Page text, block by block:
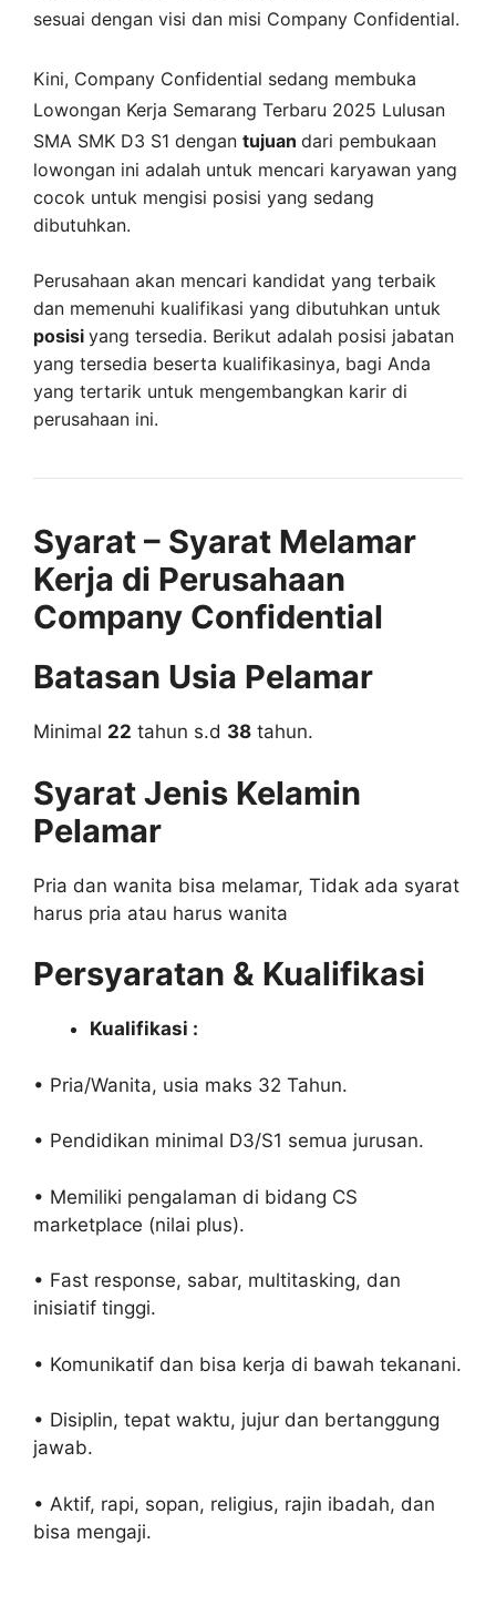
sesuai dengan visi dan misi Company Confidential.
Kini, Company Confidential sedang membuka
Lowongan Kerja Semarang Terbaru 2025 Lulusan
SMA SMK D3 S1 dengan tujuan dari pembukaan
lowongan ini adalah untuk mencari karyawan yang
cocok untuk mengisi posisi yang sedang
dibutuhkan.
Perusahaan akan mencari kandidat yang terbaik
dan memenuhi kualifikasi yang dibutuhkan untuk
posisi yang tersedia. Berikut adalah posisi jabatan
yang tersedia beserta kualifikasinya, bagi Anda
yang tertarik untuk mengembangkan karir di
perusahaan ini.
Syarat – Syarat Melamar
Kerja di Perusahaan
Company Confidential
Batasan Usia Pelamar
Minimal 22 tahun s.d 38 tahun.
Syarat Jenis Kelamin
Pelamar
Pria dan wanita bisa melamar, Tidak ada syarat
harus pria atau harus wanita
Persyaratan & Kualifikasi
Kualifikasi :
• Pria/Wanita, usia maks 32 Tahun.
• Pendidikan minimal D3/S1 semua jurusan.
• Memiliki pengalaman di bidang CS
marketplace (nilai plus).
• Fast response, sabar, multitasking, dan
inisiatif tinggi.
• Komunikatif dan bisa kerja di bawah tekanani.
• Disiplin, tepat waktu, jujur dan bertanggung
jawab.
• Aktif, rapi, sopan, religius, rajin ibadah, dan
bisa mengaji.